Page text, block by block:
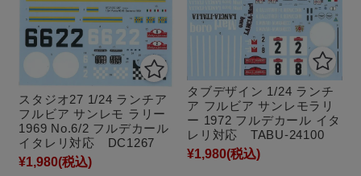
スタジオ27 1/24 ランチア
フルビア サンレモ ラリー
1969 No.6/2 フルデカール
イタレリ対応 DC1267
¥1,980(税込)
タブデザイン 1/24 ランチ
ア フルビア サンレモラリ
ー 1972 フルデカール イタ
レリ対応 TABU-24100
¥1,980(税込)